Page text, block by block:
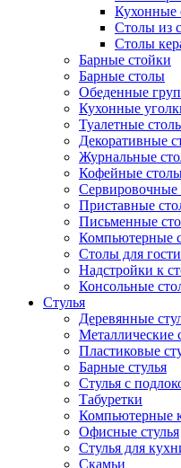
Кухонные
Столы из
Столы
Барные стойки
Барные столы
Обеденные
Кухонные
Туалетные
Декоративные
Журнальные
Кофейные
Сервировочные
Приставные
Письменные
Компьютерные
Столы для
Надстройки к
Консольные
Стулья
Деревянные
Металлические
Пластиковые
Барные стулья
Стулья с
Табуретки
Компьютерные
Офисные стулья
Стулья для
Скамьи